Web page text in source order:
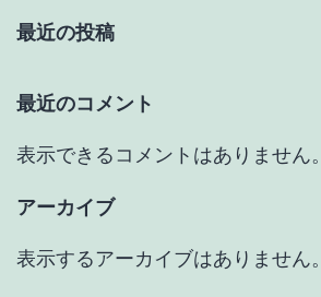
最近の投稿
最近のコメント
表示できるコメントはありません。
アーカイブ
表示するアーカイブはありません。